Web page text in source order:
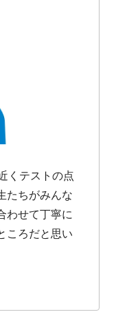
くテストの点
たちがみんな
わせて丁寧に
ころだと思い